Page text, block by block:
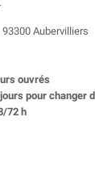
Aubervilliers
ouvrés
pour changer
72 h